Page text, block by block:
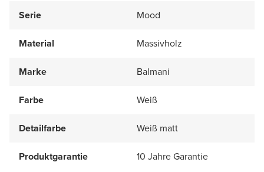
Serie
Mood
Material Massivholz
Marke Balmani
Farbe Weiß
Detailfarbe Weiß matt
Produktgarantie 10 Jahre Garantie